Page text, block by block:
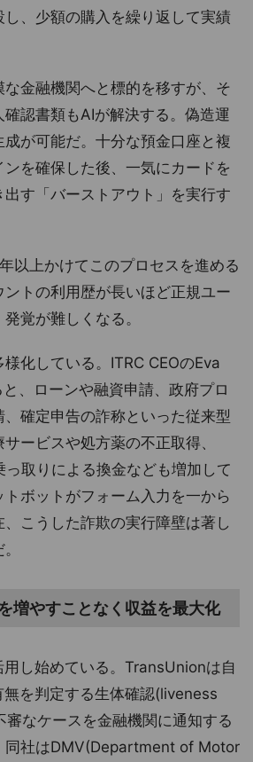
、少額の購入を繰り返して実績
金融機関へと標的を移すが、そ
確認書類もAIが解決する。偽造運
が可能だ。十分な預金口座と複
を確保した後、一気にカードを
す「バーストアウト」を実行す
以上かけてこのプロセスを進める
トの利用歴が長いほど正規ユー
覚が難しくなる。
化している。ITRC CEOのEva
、ローンや融資申請、政府プロ
確定申告の詐称といった従来型
ービスや処方薬の不正取得、
っ取りによる換金なども増加して
ボットがフォーム入力を一から
こうした詐欺の実行障壁は著し
増やすことなく収益を最大化
し始めている。TransUnionは自
を判定する生体確認(liveness
なケースを金融機関に通知する
同社はDMV(Department of Motor